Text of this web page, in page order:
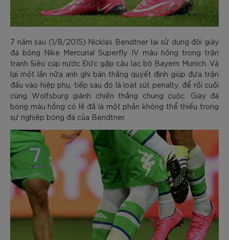
7 năm sau (1/8/2015) Nicklas Bendtner lại sử dụng đôi giày
đá bóng Nike Mercurial Superfly IV màu hồng trong trận
tranh Siêu cúp nước Đức gặp câu lạc bộ Bayern Munich. Và
lại một lần nữa anh ghi bàn thắng quyết định giúp đưa trận
đấu vào hiệp phụ, tiếp sau đó là loạt sút penalty, để rồi cuối
cùng Wolfsburg giành chiến thắng chung cuộc. Giày đá
bóng màu hồng có lẽ đã là một phần không thể thiếu trong
sự nghiệp bóng đá của Bendtner.